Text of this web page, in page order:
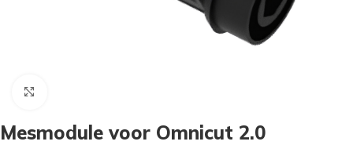
Mesmodule voor Omnicut 2.0